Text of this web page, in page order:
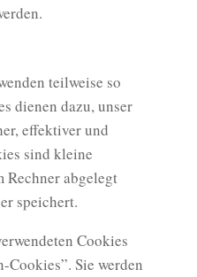
teilweise so
dienen dazu, unser
effektiver und
sind kleine
Rechner abgelegt
speichert.
Cookies
Cookies”. Sie werden